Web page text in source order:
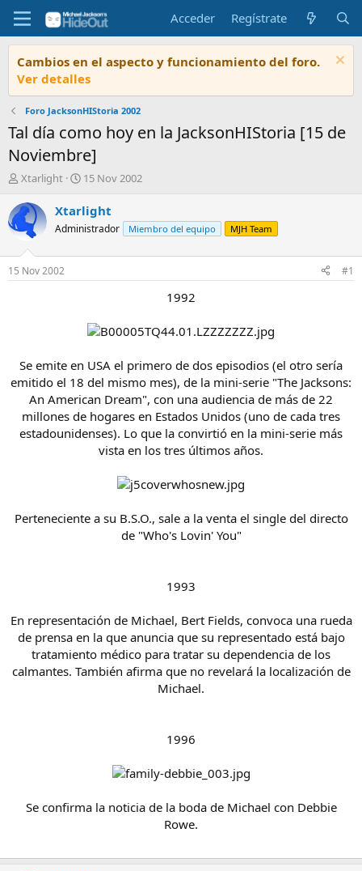
Acceder Regístrate
Cambios en el aspecto y funcionamiento del foro.
Ver detalles
Foro JacksonHIStoria 2002
Tal día como hoy en la JacksonHIStoria [15 de
Noviembre]
I
i
c
i
a
d
o
e
m
Xtarlight
F
c
h
a
i
15 Nov 2002
Xtarlight
Administrador Miembro del equipo MJH Team
15 Nov 2002 #1
1992
Se emite en USA el primero de dos episodios (el otro sería
emitido el 18 del mismo mes), de la mini-serie "The Jacksons:
An American Dream", con una audiencia de más de 22
millones de hogares en Estados Unidos (uno de cada tres
estadounidenses). Lo que la convirtió en la mini-serie más
vista en los tres últimos años.
Perteneciente a su B.S.O., sale a la venta el single del directo
de "Who's Lovin' You"
1993
En representación de Michael, Bert Fields, convoca una rueda
de prensa en la que anuncia que su representado está bajo
tratamiento médico para tratar su dependencia de los
calmantes. También afirma que no revelará la localización de
Michael.
1996
Se confirma la noticia de la boda de Michael con Debbie
Rowe.